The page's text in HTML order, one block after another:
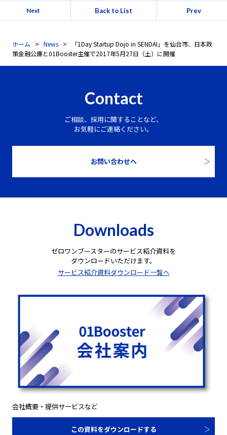
Next Back to List Prev
ホーム News
「1Day Startup Dojo in SENDAI」を仙台市、日本政
策金融公庫と01Booster主催で2017年5月27日（土）に開催
Contact
ご相談、採用に関することなど、
お気軽にご連絡ください。
お問い合わせへ
Downloads
ゼロワンブースターのサービス紹介資料を
ダウンロードいただけます。
サービス紹介資料ダウンロード一覧へ
会社概要・提供サービスなど
この資料をダウンロードする